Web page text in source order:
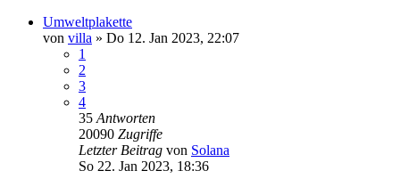
Umweltplakette
von villa » Do 12. Jan 2023, 22:07
1
2
3
4
35 Antworten
20090 Zugriffe
Letzter Beitrag von Solana
So 22. Jan 2023, 18:36